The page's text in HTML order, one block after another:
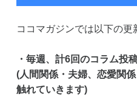
ココマガジンでは以下の更
・毎週、計6回のコラム投
(人間関係・夫婦、恋愛関
触れていきます)